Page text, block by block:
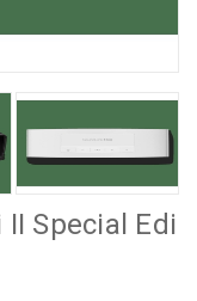
Special Edi